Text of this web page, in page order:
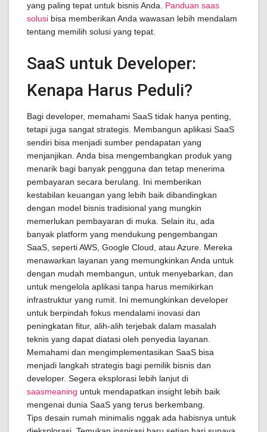
yang paling tepat untuk bisnis Anda. Panduan saas
solusi bisa memberikan Anda wawasan lebih mendalam
tentang memilih solusi yang tepat.
SaaS untuk Developer:
Kenapa Harus Peduli?
Bagi developer, memahami SaaS tidak hanya penting,
tetapi juga sangat strategis. Membangun aplikasi SaaS
sendiri bisa menjadi sumber pendapatan yang
menjanjikan. Anda bisa mengembangkan produk yang
menarik bagi banyak pengguna dan tetap menerima
pembayaran secara berulang. Ini memberikan
kestabilan keuangan yang lebih baik dibandingkan
dengan model bisnis tradisional yang mungkin
memerlukan pembayaran di muka. Selain itu, ada
banyak platform yang mendukung pengembangan
SaaS, seperti AWS, Google Cloud, atau Azure. Mereka
menawarkan layanan yang memungkinkan Anda untuk
dengan mudah membangun, untuk menyebarkan, dan
untuk mengelola aplikasi tanpa harus memikirkan
infrastruktur yang rumit. Ini memungkinkan developer
untuk berpindah fokus mendalami inovasi dan
peningkatan fitur, alih-alih terjebak dalam masalah
teknis yang dapat diatasi oleh penyedia layanan.
Memahami dan mengimplementasikan SaaS bisa
menjadi langkah strategis bagi pemilik bisnis dan
developer. Segera eksplorasi lebih lanjut di
saasmeaning untuk mendapatkan insight lebih baik
mengenai dunia SaaS yang terus berkembang.
Tips desain rumah minimalis nggak ada habisnya untuk